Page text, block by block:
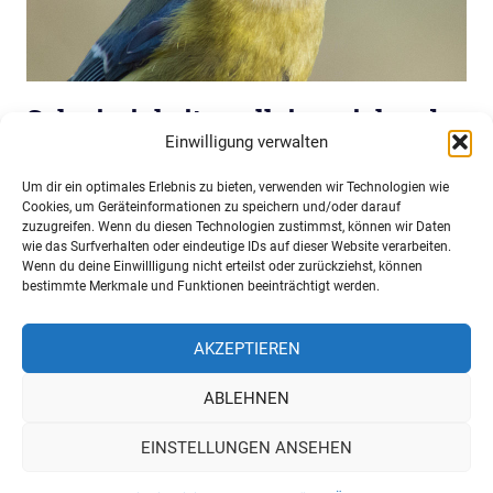
Einwilligung verwalten
Um dir ein optimales Erlebnis zu bieten, verwenden wir Technologien wie
Cookies, um Geräteinformationen zu speichern und/oder darauf
zuzugreifen. Wenn du diesen Technologien zustimmst, können wir Daten
wie das Surfverhalten oder eindeutige IDs auf dieser Website verarbeiten.
Wenn du deine Einwillligung nicht erteilst oder zurückziehst, können
bestimmte Merkmale und Funktionen beeinträchtigt werden.
AKZEPTIEREN
ABLEHNEN
EINSTELLUNGEN ANSEHEN
Schwierigkeiten alleinerziehender
15. Juni 2018 Niko Komin Nachrichten
Wenn alle Küken im Gelege von Blaumeisen vor dem
Verlassen des Nestes sterben, liegt das in der Regel am
plötzlichen Tod eines Elternteils und nicht an
Kinderkrankheiten oder an elterlichem Desinteresse. Der
andere Elternteil erhöht in diesem Fall die